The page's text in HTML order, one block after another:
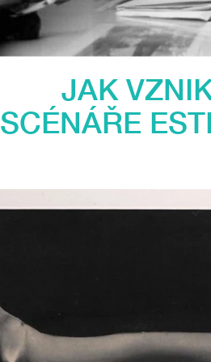
JAK
SCÉNÁŘE